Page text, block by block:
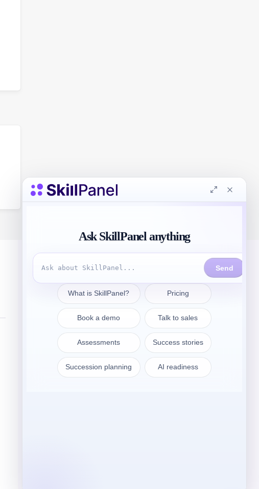
Póngase en contacto
sales@skillpanel.com
Hable con Ventas: